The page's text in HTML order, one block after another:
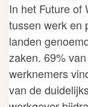
In het Future of
tussen werk en
landen
zaken. 69%
werknemers
van de